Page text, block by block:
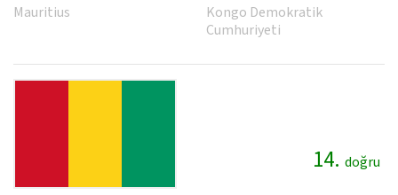
Mauritius
Kongo Demokratik
Cumhuriyeti
14. doğru